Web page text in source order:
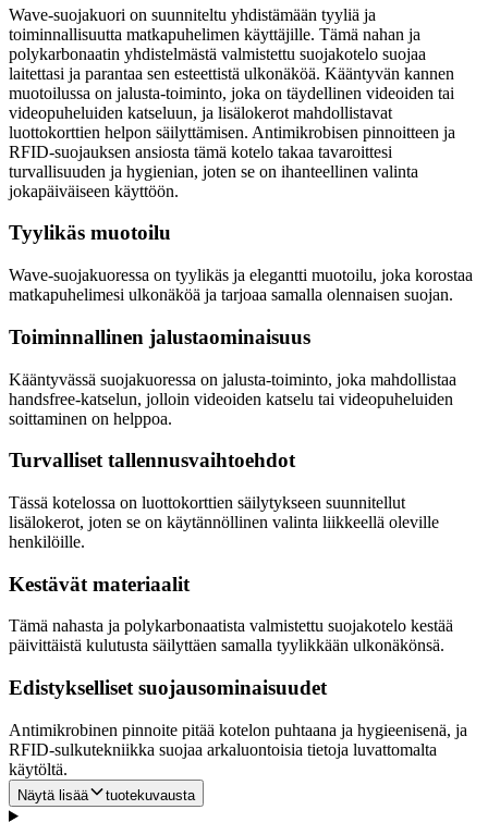
Wave-suojakuori on suunniteltu yhdistämään tyyliä ja
toiminnallisuutta matkapuhelimen käyttäjille. Tämä nahan ja
polykarbonaatin yhdistelmästä valmistettu suojakotelo suojaa
laitettasi ja parantaa sen esteettistä ulkonäköä. Kääntyvän kannen
muotoilussa on jalusta-toiminto, joka on täydellinen videoiden tai
videopuheluiden katseluun, ja lisälokerot mahdollistavat
luottokorttien helpon säilyttämisen. Antimikrobisen pinnoitteen ja
RFID-suojauksen ansiosta tämä kotelo takaa tavaroittesi
turvallisuuden ja hygienian, joten se on ihanteellinen valinta
jokapäiväiseen käyttöön.
Tyylikäs muotoilu
Wave-suojakuoressa on tyylikäs ja elegantti muotoilu, joka korostaa
matkapuhelimesi ulkonäköä ja tarjoaa samalla olennaisen suojan.
Toiminnallinen jalustaominaisuus
Kääntyvässä suojakuoressa on jalusta-toiminto, joka mahdollistaa
handsfree-katselun, jolloin videoiden katselu tai videopuheluiden
soittaminen on helppoa.
Turvalliset tallennusvaihtoehdot
Tässä kotelossa on luottokorttien säilytykseen suunnitellut
lisälokerot, joten se on käytännöllinen valinta liikkeellä oleville
henkilöille.
Kestävät materiaalit
Tämä nahasta ja polykarbonaatista valmistettu suojakotelo kestää
päivittäistä kulutusta säilyttäen samalla tyylikkään ulkonäkönsä.
Edistykselliset suojausominaisuudet
Antimikrobinen pinnoite pitää kotelon puhtaana ja hygieenisenä, ja
RFID-sulkutekniikka suojaa arkaluontoisia tietoja luvattomalta
käytöltä.
Näytä lisää tuotekuvausta